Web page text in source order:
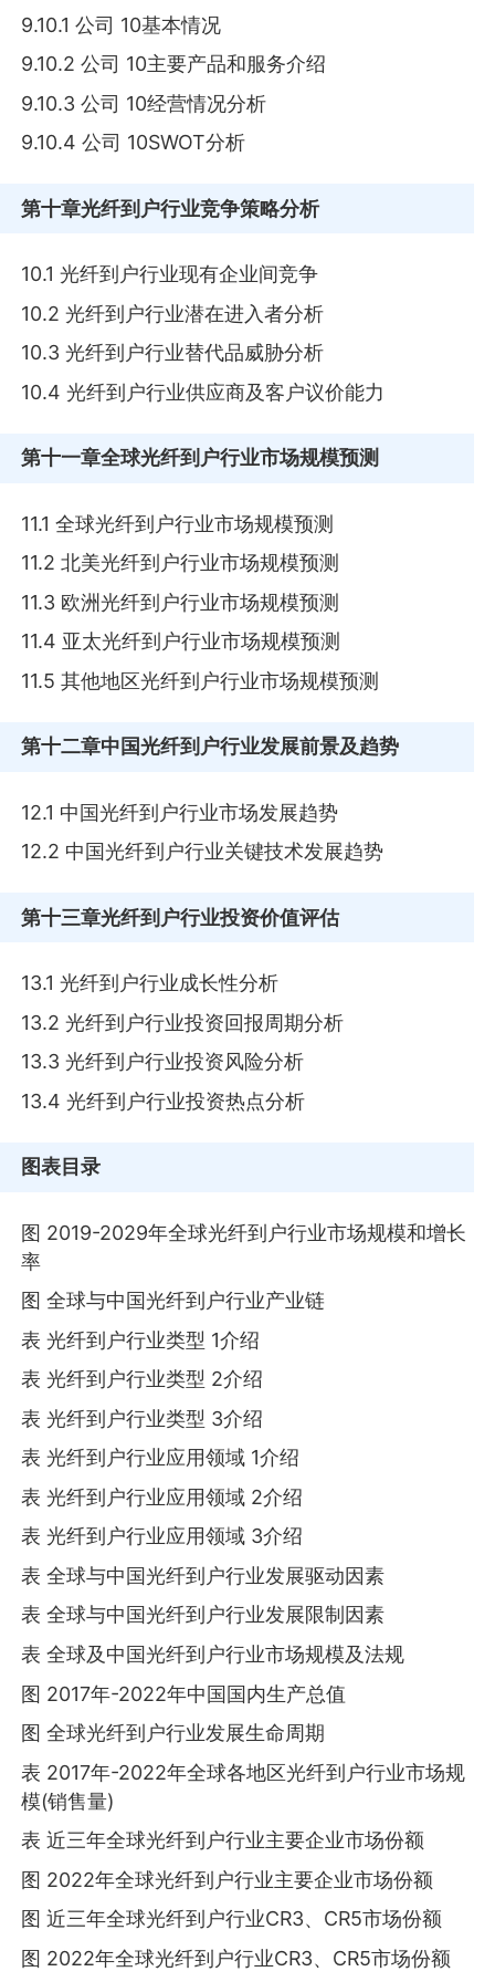
9.10.1 公司 10基本情况
9.10.2 公司 10主要产品和服务介绍
9.10.3 公司 10经营情况分析
9.10.4 公司 10SWOT分析
第十章光纤到户行业竞争策略分析
10.1 光纤到户行业现有企业间竞争
10.2 光纤到户行业潜在进入者分析
10.3 光纤到户行业替代品威胁分析
10.4 光纤到户行业供应商及客户议价能力
第十一章全球光纤到户行业市场规模预测
11.1 全球光纤到户行业市场规模预测
11.2 北美光纤到户行业市场规模预测
11.3 欧洲光纤到户行业市场规模预测
11.4 亚太光纤到户行业市场规模预测
11.5 其他地区光纤到户行业市场规模预测
第十二章中国光纤到户行业发展前景及趋势
12.1 中国光纤到户行业市场发展趋势
12.2 中国光纤到户行业关键技术发展趋势
第十三章光纤到户行业投资价值评估
13.1 光纤到户行业成长性分析
13.2 光纤到户行业投资回报周期分析
13.3 光纤到户行业投资风险分析
13.4 光纤到户行业投资热点分析
图表目录
图 2019-2029年全球光纤到户行业市场规模和增长
率
图 全球与中国光纤到户行业产业链
表 光纤到户行业类型 1介绍
表 光纤到户行业类型 2介绍
表 光纤到户行业类型 3介绍
表 光纤到户行业应用领域 1介绍
表 光纤到户行业应用领域 2介绍
表 光纤到户行业应用领域 3介绍
表 全球与中国光纤到户行业发展驱动因素
表 全球与中国光纤到户行业发展限制因素
表 全球及中国光纤到户行业市场规模及法规
图 2017年-2022年中国国内生产总值
图 全球光纤到户行业发展生命周期
表 2017年-2022年全球各地区光纤到户行业市场规
模(销售量)
表 近三年全球光纤到户行业主要企业市场份额
图 2022年全球光纤到户行业主要企业市场份额
图 近三年全球光纤到户行业CR3、CR5市场份额
图 2022年全球光纤到户行业CR3、CR5市场份额